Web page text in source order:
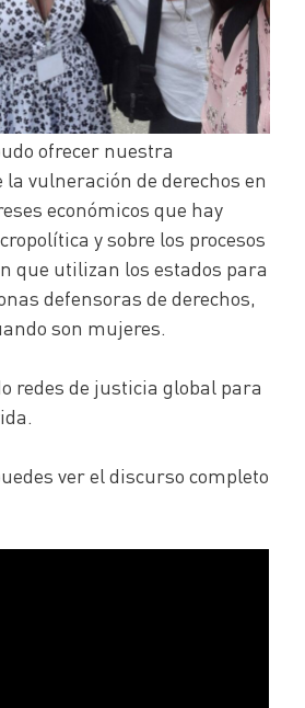
ofrecer nuestra
la vulneración de derechos en
económicos que hay
y sobre los procesos
que utilizan los estados para
defensoras de derechos,
son mujeres.
redes de justicia global para
ver el discurso completo